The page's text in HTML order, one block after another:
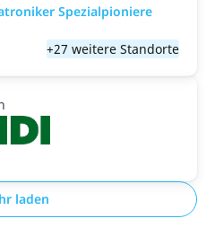
Spezialpioniere
+27 weitere Standorte
laden